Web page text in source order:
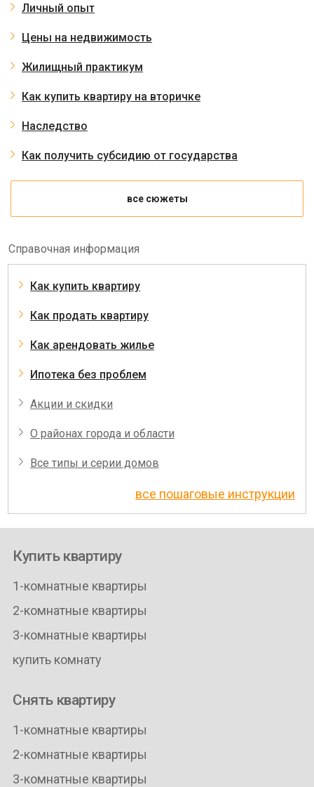
Личный опыт
Цены на недвижимость
Жилищный практикум
Как купить квартиру на вторичке
Наследство
Как получить субсидию от государства
все сюжеты
Справочная информация
Как купить квартиру
Как продать квартиру
Как арендовать жилье
Ипотека без проблем
Акции и скидки
О районах города и области
Все типы и серии домов
все пошаговые инструкции
Купить квартиру
1-комнатные квартиры
2-комнатные квартиры
3-комнатные квартиры
купить комнату
Снять квартиру
1-комнатные квартиры
2-комнатные квартиры
3-комнатные квартиры